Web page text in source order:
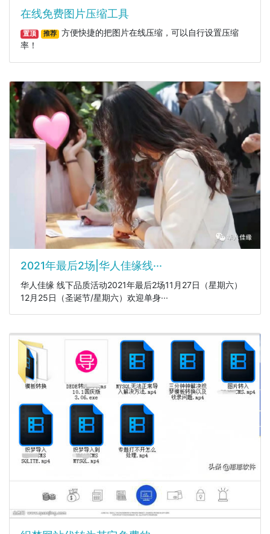
在线免费图片压缩工具
置顶 推荐
方便快捷的把图片在线压缩，可以自行设置压缩
率！
2021年最后2场|华人佳缘线···
华人佳缘 线下品质活动2021年最后2场11月27日（星期六）
12月25日（圣诞节/星期六）欢迎单身···